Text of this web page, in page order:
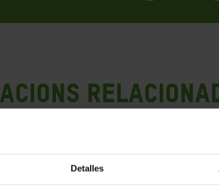
Detalles